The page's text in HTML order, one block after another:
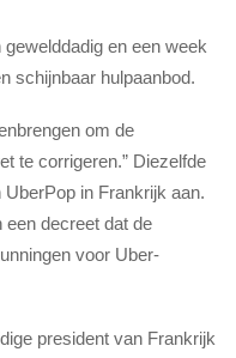
en een week
schijnbaar hulpaanbod.
om de
te corrigeren.” Diezelfde
in Frankrijk aan.
een decreet dat de
voor Uber-
president van Frankrijk